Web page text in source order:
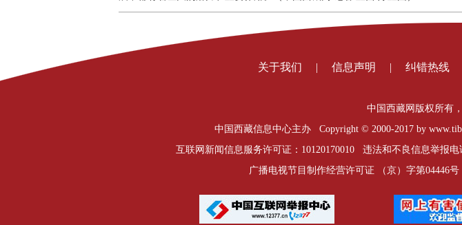
关于我们 | 信息声明 | 纠错热线
中国西藏网版权所有
中国西藏信息中心主办 Copyright © 2000-2017 by
互联网新闻信息服务许可证：10120170010 违法和不良信息举报
广播电视节目制作经营许可证 （京）字第04446号